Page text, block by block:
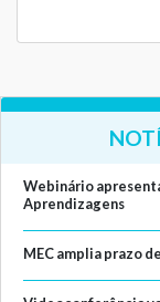
Webinário
Aprendizagens
MEC amplia prazo